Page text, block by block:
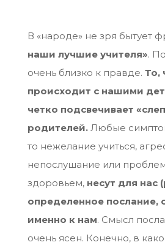
В «народе» не зря бытует
наши лучшие учителя».
очень близко к правде. То,
происходит с нашими
четко подсвечивает
родителей.Любые
то нежелание учиться,
непослушание или
здоровьем, несут для нас
определенное послание,
именно к нам. Смысл
очень ясен. Конечно, в